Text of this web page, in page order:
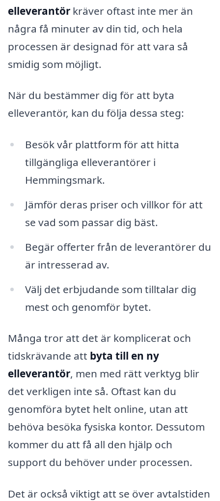
elleverantör kräver oftast inte mer än
några få minuter av din tid, och hela
processen är designad för att vara så
smidig som möjligt.
När du bestämmer dig för att byta
elleverantör, kan du följa dessa steg:
Besök vår plattform för att hitta
tillgängliga elleverantörer i
Hemmingsmark.
Jämför deras priser och villkor för att
se vad som passar dig bäst.
Begär offerter från de leverantörer du
är intresserad av.
Välj det erbjudande som tilltalar dig
mest och genomför bytet.
Många tror att det är komplicerat och
tidskrävande att byta till en ny
elleverantör, men med rätt verktyg blir
det verkligen inte så. Oftast kan du
genomföra bytet helt online, utan att
behöva besöka fysiska kontor. Dessutom
kommer du att få all den hjälp och
support du behöver under processen.
Det är också viktigt att se över avtalstiden